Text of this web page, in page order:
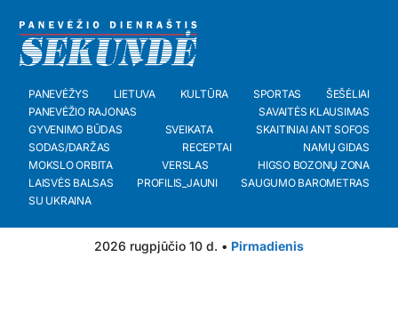
PANEVĖŽYS LIETUVA KULTŪRA SPORTAS
ŠEŠĖLIAI
PANEVĖŽIO RAJONAS
SAVAITĖS KLAUSIMAS
GYVENIMO BŪDAS
SVEIKATA
SKAITINIAI ANT SOFOS
SODAS/DARŽAS
RECEPTAI
NAMŲ GIDAS
MOKSLO ORBITA
VERSLAS
HIGSO BOZONŲ ZONA
LAISVĖS BALSAS
PROFILIS_JAUNI
SAUGUMO BAROMETRAS
SU UKRAINA
2026 rugpjūčio 10 d. • Pirmadienis